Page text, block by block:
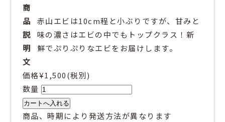
商
品
説
明
文
赤山エビは10cm程と小ぶりですが、甘みと
味の濃さはエビの中でもトップクラス！新
鮮でぷりぷりなエビをお届けします。
価格¥1,500(税別)
数量
商品、時期により発送方法が異なります